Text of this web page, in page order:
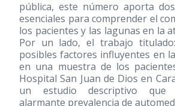
pública, este número aporta
esenciales para comprender el
los pacientes y las lagunas en la
Por un lado, el trabajo titulado:
posibles factores influyentes en
en una muestra de los
Hospital San Juan de Dios en
un estudio descriptivo que
alarmante prevalencia de